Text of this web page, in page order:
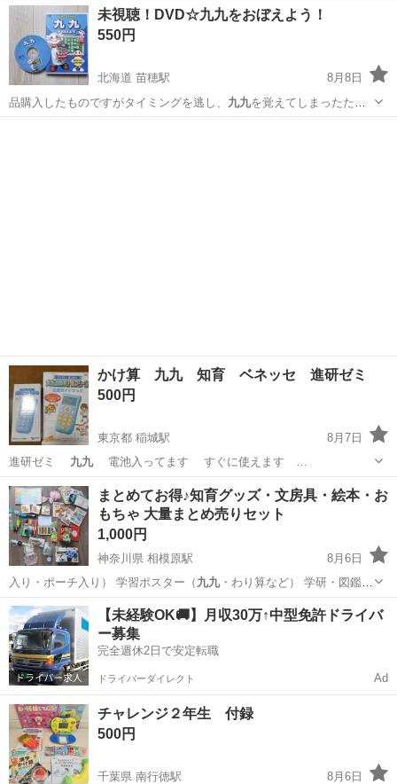
千葉 柏市 北柏駅 語学、辞書
未視聴！DVD☆九九をおぼえよう！
550円
北海道 苗穂駅
8月8日
品購入したものですがタイミングを逃し、 九九を覚えてしまったため
(笑)出品します。…
かけ算 九九 知育 ベネッセ 進研ゼミ
500円
東京都 稲城駅
8月7日
進研ゼミ 九九電池入ってます すぐに使えます …
東京 稲城市 稲城駅 その他 進研ゼミ
まとめてお得♪知育グッズ・文房具・絵本・お
もちゃ 大量まとめ売りセット ​
1,000円
神奈川県 相模原駅
8月6日
入り・ポーチ入り） ​学習ポスター（ 九九・わり算など） ​学研・図鑑関
連の本…
神奈川 相模原市 相模原駅 その他 文房具
【未経験OK🚚】月収30万↑中型免許ドライバ
ー募集
完全週休2日で安定転職
ドライバーダイレクト Ad
チャレンジ２年生 付録
500円
千葉県 南行徳駅
8月6日